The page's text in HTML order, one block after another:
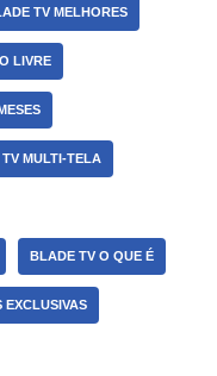
TV MELHORES
LIVRE
MULTI-TELA
BLADE TV O QUE É
EXCLUSIVAS